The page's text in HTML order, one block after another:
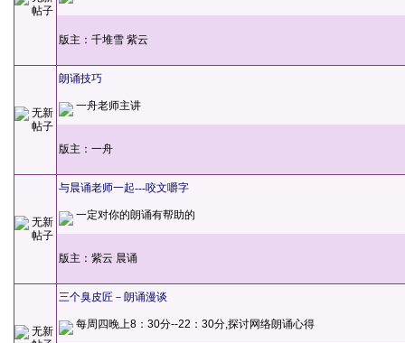
版主： 千堆雪 紫云
朗诵技巧
一舟老师主讲
版主： 一舟
与晨诵老师一起---咬文嚼字
一定对你的朗诵有帮助的
版主： 紫云 晨诵
三个臭皮匠－朗诵漫谈
每周四晚上8：30分--22：30分,探讨网络朗诵心得